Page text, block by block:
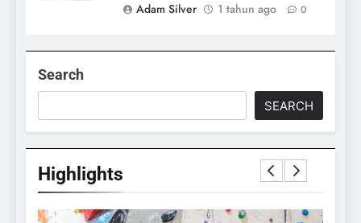
Adam Silver
1 tahun ago 0
Search
SEARCH
Highlights